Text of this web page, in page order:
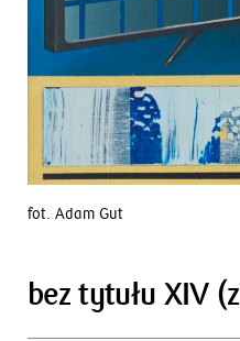
fot. Adam Gut
bez tytułu XIV